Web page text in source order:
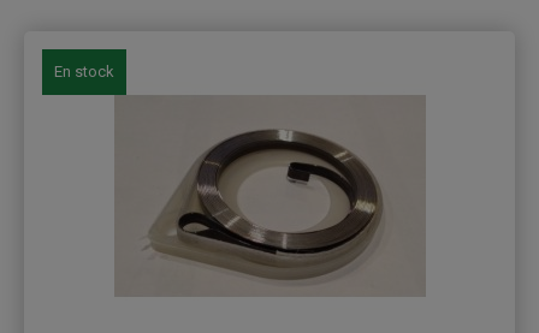
En stock